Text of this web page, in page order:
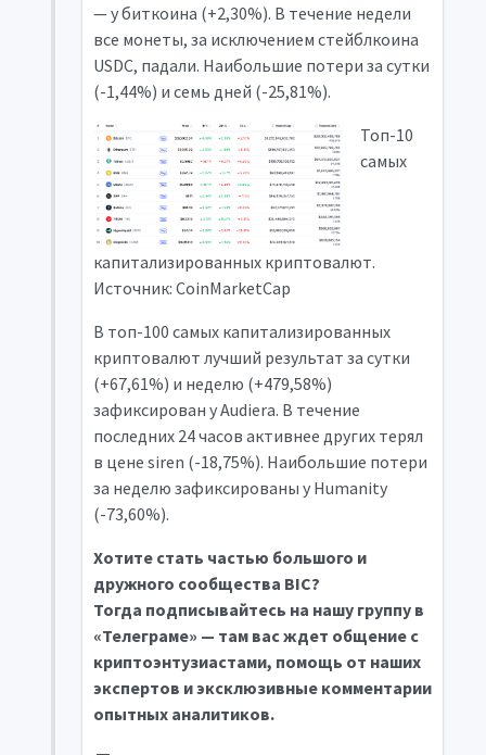
— у биткоина (+2,30%). В течение недели
все монеты, за исключением стейблкоина
USDC, падали. Наибольшие потери за сутки
(-1,44%) и семь дней (-25,81%).
Топ-10
самых
капитализированных криптовалют.
Источник: CoinMarketCap
В топ-100 самых капитализированных
криптовалют лучший результат за сутки
(+67,61%) и неделю (+479,58%)
зафиксирован у Audiera. В течение
последних 24 часов активнее других терял
в цене siren (-18,75%). Наибольшие потери
за неделю зафиксированы у Humanity
(-73,60%).
Хотите стать частью большого и
дружного сообщества BIC?
Тогда подписывайтесь на нашу группу в
«Телеграме» — там вас ждет общение с
криптоэнтузиастами, помощь от наших
экспертов и эксклюзивные комментарии
опытных аналитиков.